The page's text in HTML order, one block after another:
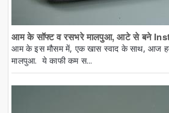
आम के सॉफ्ट व रसभरे मालपुआ, आटे से बने
आम के इस मौसम में, एक खास स्वाद के साथ, आज
मालपुआ. ये काफी कम स...